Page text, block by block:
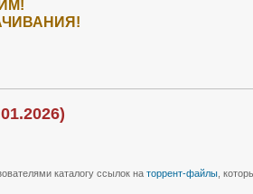
каталогу ссылок наторрент-файлы ,